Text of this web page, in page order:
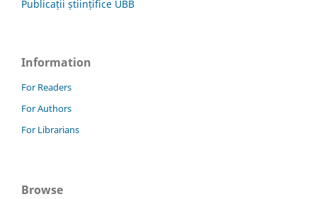
Publicații științifice UBB
Information
For Readers
For Authors
For Librarians
Browse